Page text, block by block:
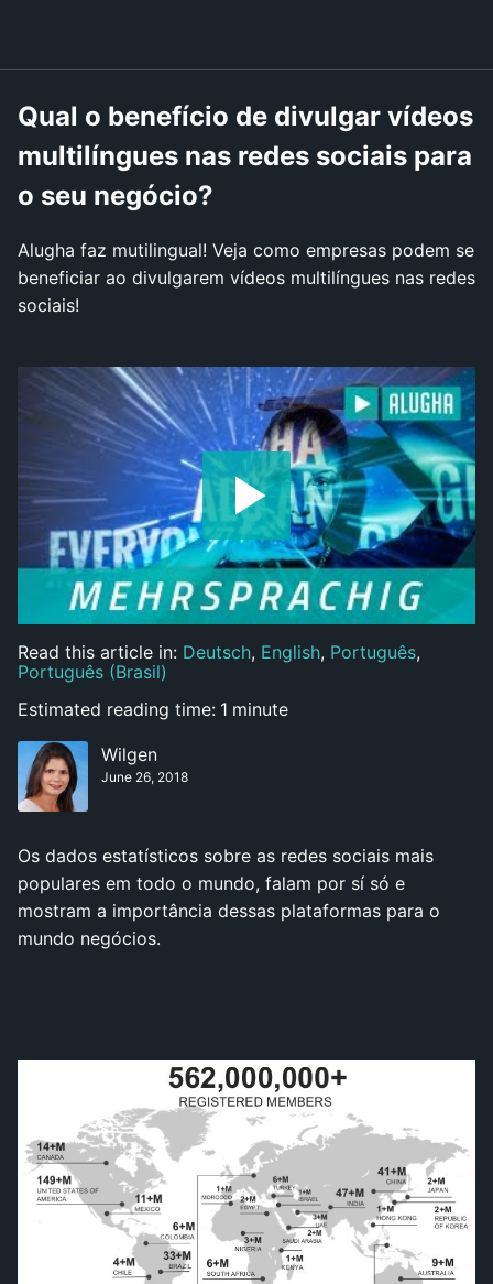
Qual o benefício de divulgar vídeos
multilíngues nas redes sociais para
o seu negócio?
Alugha faz mutilingual! Veja como empresas podem se
beneficiar ao divulgarem vídeos multilíngues nas redes
sociais!
Read this article in: Deutsch, English, Português,
Português (Brasil)
Estimated reading time: 1 minute
Wilgen
June 26, 2018
Os dados estatísticos sobre as redes sociais mais
populares em todo o mundo, falam por sí só e
mostram a importância dessas plataformas para o
mundo negócios.